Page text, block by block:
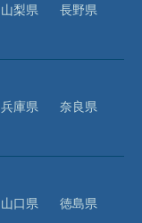
山梨県
長野県
兵庫県
奈良県
山口県
徳島県